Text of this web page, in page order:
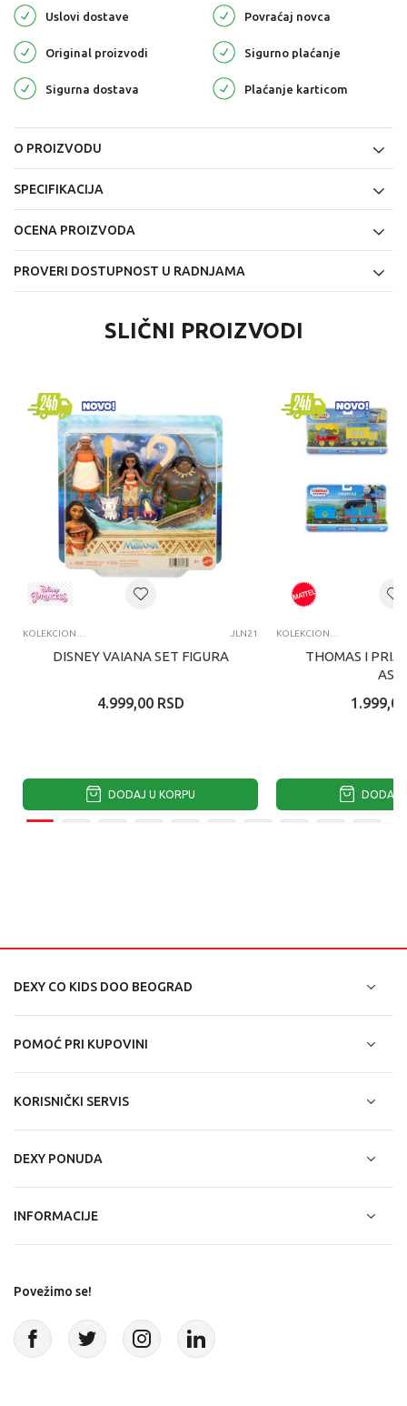
Uslovi dostave Povraćaj novca
Original proizvodi Sigurno plaćanje
Sigurna dostava Plaćanje karticom
O PROIZVODU
SPECIFIKACIJA
OCENA PROIZVODA
PROVERI DOSTUPNOST U RADNJAMA
SLIČNI PROIZVODI
KOLEKCIONARSKE FIGURE I SETOVI JLN21
DISNEY VAIANA SET FIGURA
4.999,00 RSD
DODAJ U KORPU
KOLEKCIONARSKE FIGURE I SETOVI
THOMAS I
1.999,00
DODAJ
DEXY CO KIDS DOO BEOGRAD
POMOĆ PRI KUPOVINI
KORISNIČKI SERVIS
DEXY PONUDA
INFORMACIJE
Povežimo se!